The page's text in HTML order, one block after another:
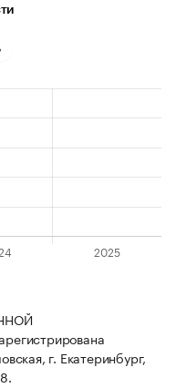
г. Екатеринбург,